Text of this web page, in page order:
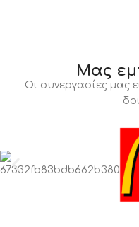
Μας
Οι συνεργασίες μας